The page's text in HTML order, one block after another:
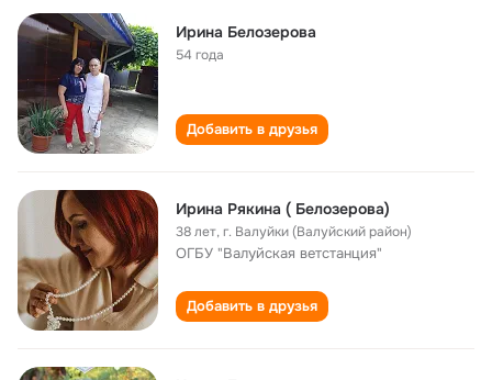
Ирина Белозерова
54 года
Добавить в друзья
Ирина Рякина ( Белозерова)
38 лет,г. Валуйки (Валуйский район)
ОГБУ "Валуйская ветстанция"
Добавить в друзья